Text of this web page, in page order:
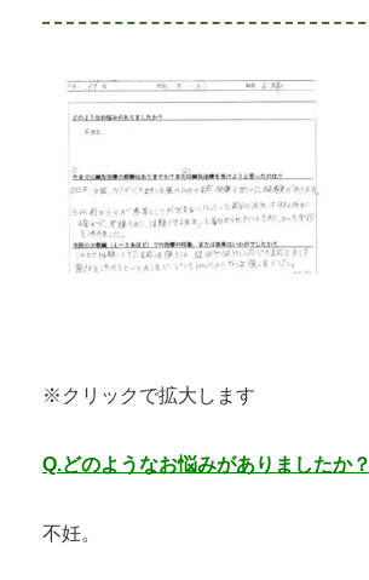
※クリックで拡大します
Q.どのようなお悩みがありましたか？
不妊。